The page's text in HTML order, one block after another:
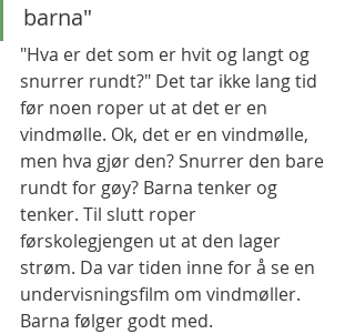
barna"
"Hva er det som er hvit og langt og
snurrer rundt?" Det tar ikke lang tid
før noen roper ut at det er en
vindmølle. Ok, det er en vindmølle,
men hva gjør den? Snurrer den bare
rundt for gøy? Barna tenker og
tenker. Til slutt roper
førskolegjengen ut at den lager
strøm. Da var tiden inne for å se en
undervisningsfilm om vindmøller.
Barna følger godt med.